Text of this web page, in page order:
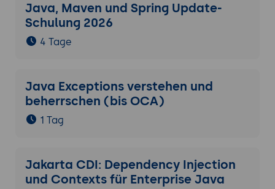
Java, Maven und Spring Update-
Schulung 2026
4 Tage
Java Exceptions verstehen und
beherrschen (bis OCA)
1 Tag
Jakarta CDI: Dependency Injection
und Contexts für Enterprise Java